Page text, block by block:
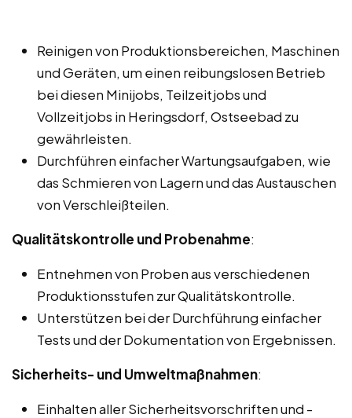
Reinigen von Produktionsbereichen, Maschinen
und Geräten, um einen reibungslosen Betrieb
bei diesen Minijobs, Teilzeitjobs und
Vollzeitjobs in Heringsdorf, Ostseebad zu
gewährleisten.
Durchführen einfacher Wartungsaufgaben, wie
das Schmieren von Lagern und das Austauschen
von Verschleißteilen.
Qualitätskontrolle und Probenahme:
Entnehmen von Proben aus verschiedenen
Produktionsstufen zur Qualitätskontrolle.
Unterstützen bei der Durchführung einfacher
Tests und der Dokumentation von Ergebnissen.
Sicherheits- und Umweltmaßnahmen:
Einhalten aller Sicherheitsvorschriften und -